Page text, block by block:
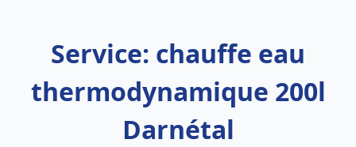
Service: chauffe eau
thermodynamique 200l
Darnétal